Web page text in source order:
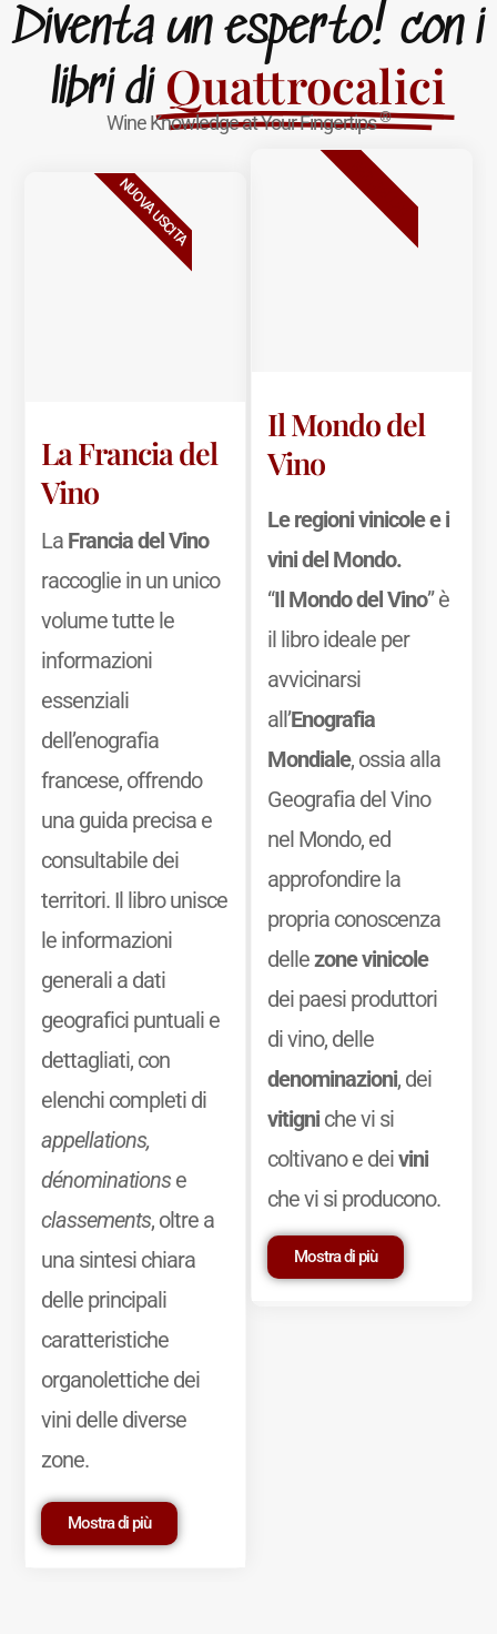
Diventa un esperto! con i
libri di Quattrocalici
Wine Knowledge at Your Fingertips®
La Francia del
Vino
La Francia del Vino
raccoglie in un unico
volume tutte le
informazioni
essenziali
dell’enografia
francese, offrendo
una guida precisa e
consultabile dei
territori. Il libro unisce
le informazioni
generali a dati
geografici puntuali e
dettagliati, con
elenchi completi di
appellations,
dénominationse
classements, oltre a
una sintesi chiara
delle principali
caratteristiche
organolettiche dei
vini delle diverse
zone.
Mostra di più
NUOVA USCITA
Il Mondo del
Vino
Le regioni vinicole e i
vini del Mondo.
“Il Mondo del Vino” è
il libro ideale per
avvicinarsi
all’Enografia
Mondiale, ossia alla
Geografia del Vino
nel Mondo, ed
approfondire la
propria conoscenza
dellezone vinicole
dei paesi produttori
di vino, delle
denominazioni, dei
vitigniche vi si
coltivano e deivini
che vi si producono.
Mostra di più
BESTSELLER